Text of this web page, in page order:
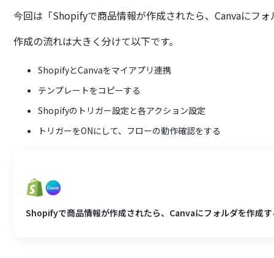
今回は「Shopifyで商品情報が作成されたら、Canvaにフ
作成の流れは大きく分けて以下です。
ShopifyとCanvaをマイアプリ連携
テンプレートをコピーする
Shopifyのトリガー設定と各アクション設定
トリガーをONにして、フローの動作確認をする
Shopifyで商品情報が作成されたら、Canvaにフォルダを作成